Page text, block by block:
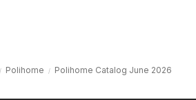
Polihome Polihome Catalog June 2026